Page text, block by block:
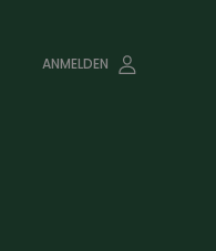
ANMELDEN